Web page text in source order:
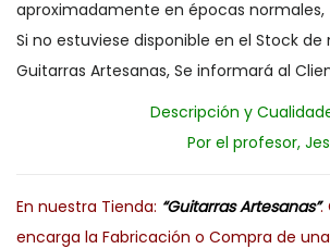
aproximadamente en épocas normales,
Si no estuviese disponible en el Stock
Guitarras Artesanas, Se informará al
Descripción y
Por el profesor,
En nuestra Tienda: “Guitarras Artesanas”.
encarga la Fabricación o Compra de una